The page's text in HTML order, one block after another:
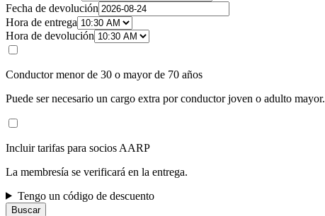
Fecha de devolución
Hora de entrega
Hora de devolución
Conductor menor de 30 o mayor de 70 años
Puede ser necesario un cargo extra por conductor joven o adulto mayor.
Incluir tarifas para socios AARP
La membresía se verificará en la entrega.
Tengo un código de descuento
Buscar